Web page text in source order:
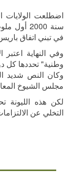
اضطلعت الولايات
سنة
في تبني اتفاق باريس
وفي النهاية
وطنية" تحددها
وكان النص شديد
مجلس الشيوخ
لكن هذه الليونة
التخلي عن